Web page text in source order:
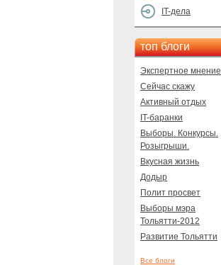
IT-дела
топ блоги
Экспертное мнение
Сейчас скажу
Активный отдых
IT-баранки
Выборы. Конкурсы.
Розыгрыши.
Вкусная жизнь
Додыр
Полит просвет
Выборы мэра
Тольятти-2012
Развитие Тольятти
Все блоги